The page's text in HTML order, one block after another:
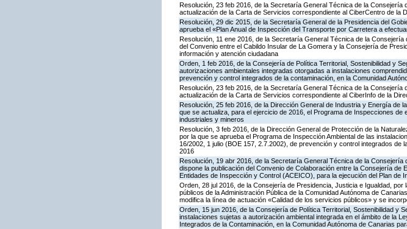
Resolución, 23 feb 2016, de la Secretaría General Técnica de la
actualización de la Carta de Servicios correspondiente al CiberCentro de la
Resolución, 29 dic 2015, de la Secretaría General de la Presidencia del
aprueba el «Plan Anual de Inspección del Transporte por Carretera a
Resolución, 11 ene 2016, de la Secretaría General Técnica de la
del Convenio entre el Cabildo Insular de La Gomera y la Consejería de
información y atención ciudadana
Orden, 1 feb 2016, de la Consejería de Política Territorial, Sostenibilidad y
autorizaciones ambientales integradas otorgadas a instalaciones
prevención y control integrados de la contaminación, en la Comunidad
Resolución, 23 feb 2016, de la Secretaría General Técnica de la
actualización de la Carta de Servicios correspondiente al CiberInfo de la
Resolución, 25 feb 2016, de la Dirección General de Industria y Energía
que se actualiza, para el ejercicio de 2016, el Programa de Inspecciones
industriales y mineros
Resolución, 3 feb 2016, de la Dirección General de Protección de la
por la que se aprueba el Programa de Inspección Ambiental de las
16/2002, 1 julio (BOE 157, 2.7.2002), de prevención y control integrados de
2016
Resolución, 19 abr 2016, de la Secretaría General Técnica de la
dispone la publicación del Convenio de Colaboración entre la Consejería
Entidades de Inspección y Control (ACEICO), para la ejecución del Plan de
Orden, 28 jul 2016, de la Consejería de Presidencia, Justicia e Igualdad,
públicos de la Administración Pública de la Comunidad Autónoma de
modifica la línea de actuación «Calidad de los servicios públicos» y se
Orden, 15 jun 2016, de la Consejería de Política Territorial, Sostenibilidad y
instalaciones sujetas a autorización ambiental integrada en el ámbito de la
Integrados de la Contaminación, en la Comunidad Autónoma de Canarias